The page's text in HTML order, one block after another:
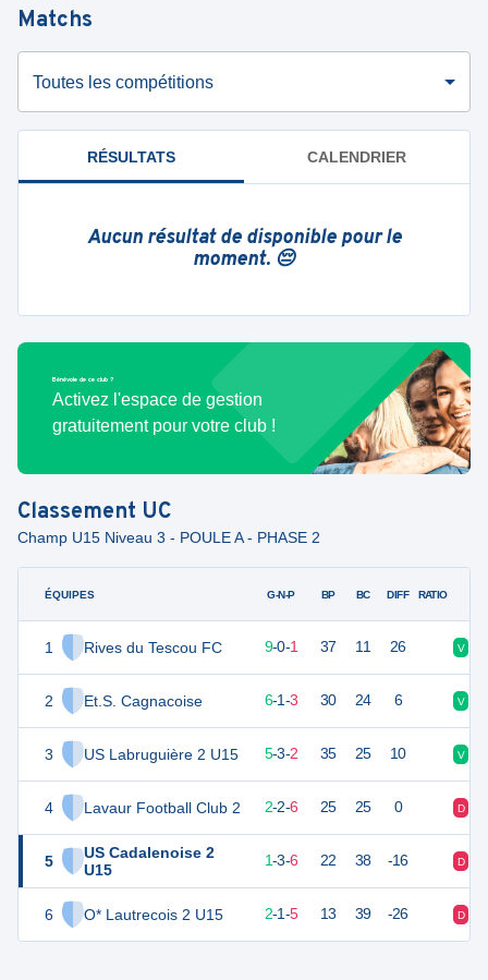
Matchs
Toutes les compétitions
RÉSULTATS CALENDRIER
Aucun résultat de disponible pour le
moment. 😔
Bénévole de ce club ?
Activez l'espace de gestion
gratuitement pour votre club !
Classement UC
Champ U15 Niveau 3 - POULE A - PHASE 2
ÉQUIPES
1 Rives du Tescou FC
2 Et.S. Cagnacoise
3 US Labruguière 2 U15
4 Lavaur Football Club 2
5
US Cadalenoise 2
U15
6 O* Lautrecois 2 U15
G-N-P BP BC DIFF RATIO
27 9-0-1 37 11 26 V
19 6-1-3 30 24 6 V
18 10 5-3-2 35 25 10 V
8 10 2-2-6 25 25 0 D
6 1-3-6 22 38 -16 D
5 2-1-5 13 39 -26 D